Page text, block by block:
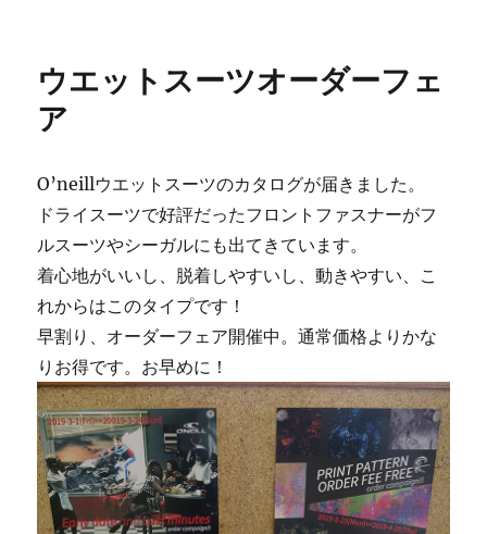
ー
介
２
回
総
に
ウエットスーツオーダーフェ
ア
O’neillウエットスーツのカタログが届きました。
ドライスーツで好評だったフロントファスナーがフ
ルスーツやシーガルにも出てきています。
着心地がいいし、脱着しやすいし、動きやすい、こ
れからはこのタイプです！
早割り、オーダーフェア開催中。通常価格よりかな
りお得です。お早めに！